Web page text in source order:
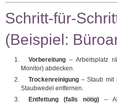
(Beispiel:
Vorbereitung – Arbeitsplatz
Monitor) abdecken.
Trockenreinigung – Staub mit
Staubwedel entfernen.
Entfettung (falls nötig) –